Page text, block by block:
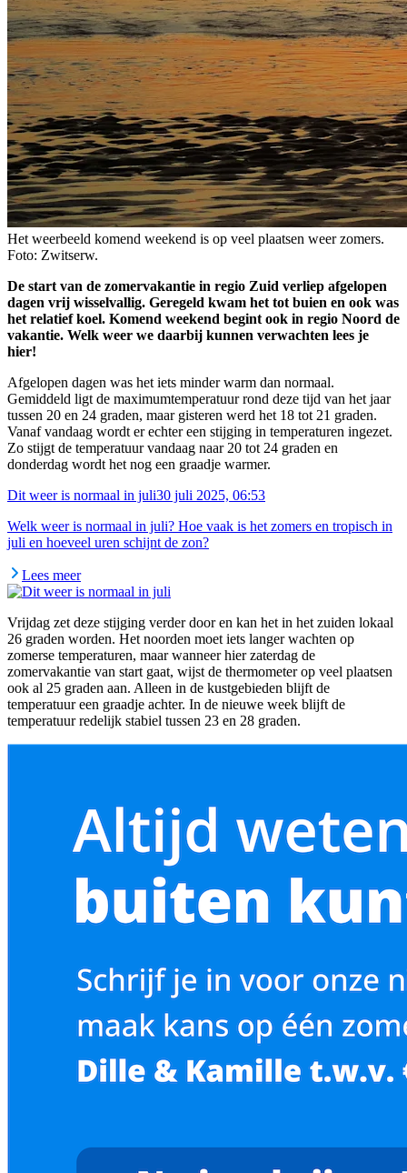
Het weerbeeld komend weekend is op veel plaatsen weer zomers.
Foto: Zwitserw.
De start van de zomervakantie in regio Zuid verliep afgelopen
dagen vrij wisselvallig. Geregeld kwam het tot buien en ook was
het relatief koel. Komend weekend begint ook in regio Noord de
vakantie. Welk weer we daarbij kunnen verwachten lees je
hier!
Afgelopen dagen was het iets minder warm dan normaal.
Gemiddeld ligt de maximumtemperatuur rond deze tijd van het jaar
tussen 20 en 24 graden, maar gisteren werd het 18 tot 21 graden.
Vanaf vandaag wordt er echter een stijging in temperaturen ingezet.
Zo stijgt de temperatuur vandaag naar 20 tot 24 graden en
donderdag wordt het nog een graadje warmer.
Dit weer is normaal in juli30 juli 2025, 06:53
Welk weer is normaal in juli? Hoe vaak is het zomers en tropisch in
juli en hoeveel uren schijnt de zon?
Lees meer
Vrijdag zet deze stijging verder door en kan het in het zuiden lokaal
26 graden worden. Het noorden moet iets langer wachten op
zomerse temperaturen, maar wanneer hier zaterdag de
zomervakantie van start gaat, wijst de thermometer op veel plaatsen
ook al 25 graden aan. Alleen in de kustgebieden blijft de
temperatuur een graadje achter. In de nieuwe week blijft de
temperatuur redelijk stabiel tussen 23 en 28 graden.